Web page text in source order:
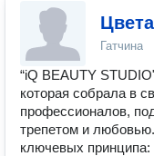
Гатчина
“iQ BEAUTY
которая собрала в
профессионалов,
трепетом и
ключевых